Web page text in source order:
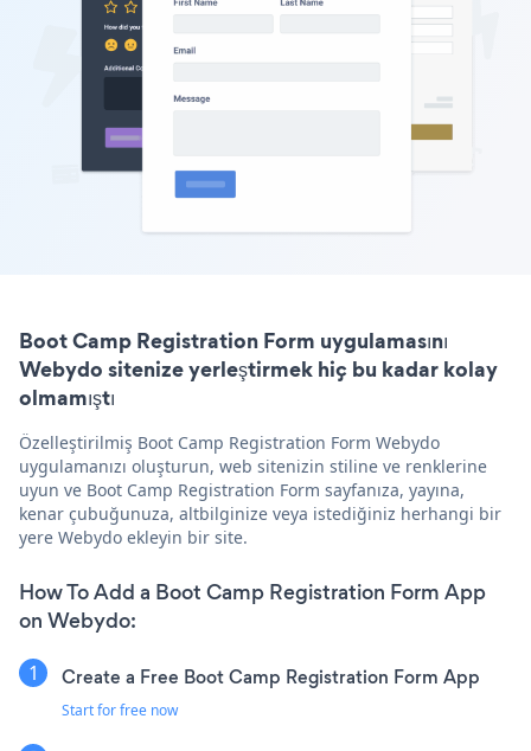
Boot Camp Registration Form uygulamasını
Webydo sitenize yerleştirmek hiç bu kadar kolay
olmamıştı
Özelleştirilmiş Boot Camp Registration Form Webydo
uygulamanızı oluşturun, web sitenizin stiline ve renklerine
uyun ve Boot Camp Registration Form sayfanıza, yayına,
kenar çubuğunuza, altbilginize veya istediğiniz herhangi bir
yere Webydo ekleyin bir site.
How To Add a Boot Camp Registration Form App
on Webydo:
Create a Free Boot Camp Registration Form App
Start for free now